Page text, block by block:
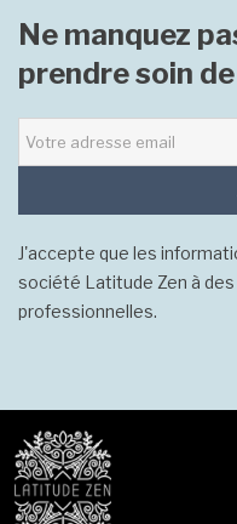
Ne manquez
prendre soin
J'accepte que les
société Latitude Zen à
professionnelles.